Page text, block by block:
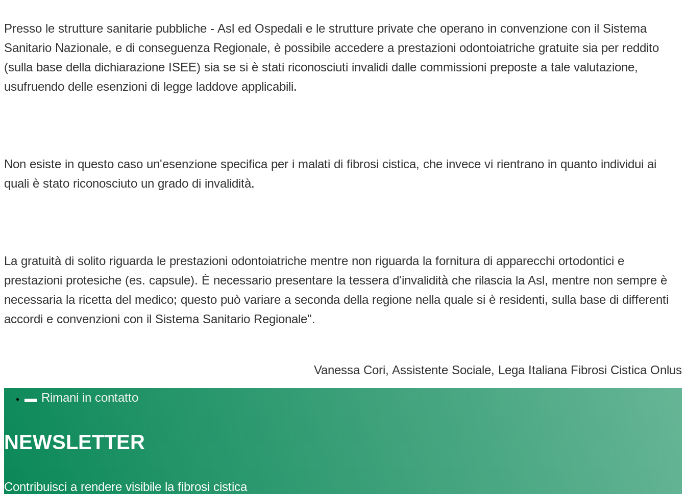
Presso le strutture sanitarie pubbliche - Asl ed Ospedali e le strutture private che operano in convenzione con il Sistema
Sanitario Nazionale, e di conseguenza Regionale, è possibile accedere a prestazioni odontoiatriche gratuite sia per reddito
(sulla base della dichiarazione ISEE) sia se si è stati riconosciuti invalidi dalle commissioni preposte a tale valutazione,
usufruendo delle esenzioni di legge laddove applicabili.
Non esiste in questo caso un'esenzione specifica per i malati di fibrosi cistica, che invece vi rientrano in quanto individui ai
quali è stato riconosciuto un grado di invalidità.
La gratuità di solito riguarda le prestazioni odontoiatriche mentre non riguarda la fornitura di apparecchi ortodontici e
prestazioni protesiche (es. capsule). È necessario presentare la tessera d'invalidità che rilascia la Asl, mentre non sempre è
necessaria la ricetta del medico; questo può variare a seconda della regione nella quale si è residenti, sulla base di differenti
accordi e convenzioni con il Sistema Sanitario Regionale".
Vanessa Cori, Assistente Sociale, Lega Italiana Fibrosi Cistica Onlus
Rimani in contatto
NEWSLETTER
Contribuisci a rendere visibile la fibrosi cistica